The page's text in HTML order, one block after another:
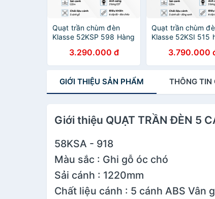
Quạt trần chùm đèn
Klasse 52KSP 598 Hàng
3.290.000 đ
Quạt trần chùm
Klasse 52KSI 515
3.790.000
GIỚI THIỆU SẢN PHẨM THÔNG TIN
Giới thiệu QUẠT TRẦN ĐÈN 5
58KSA - 918
Màu sắc : Ghi gỗ óc chó
Sải cánh : 1220mm
Chất liệu cánh : 5 cánh ABS Vân